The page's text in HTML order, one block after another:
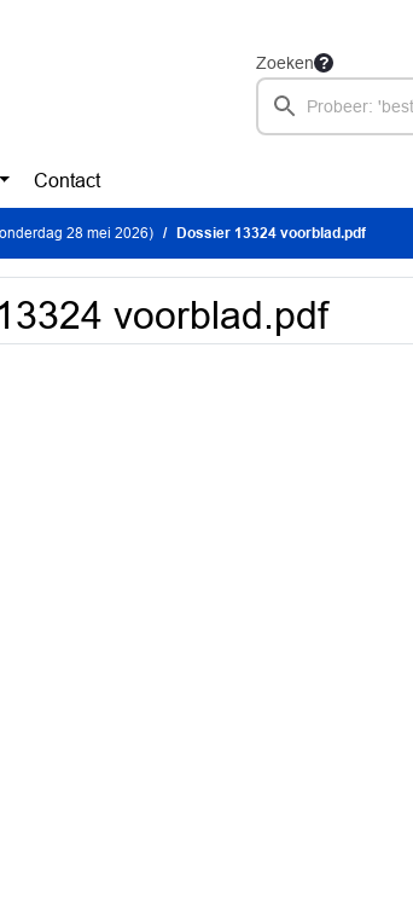
Zoeken
Contact
28 mei 2026) Dossier 13324 voorblad.pdf
voorblad.pdf